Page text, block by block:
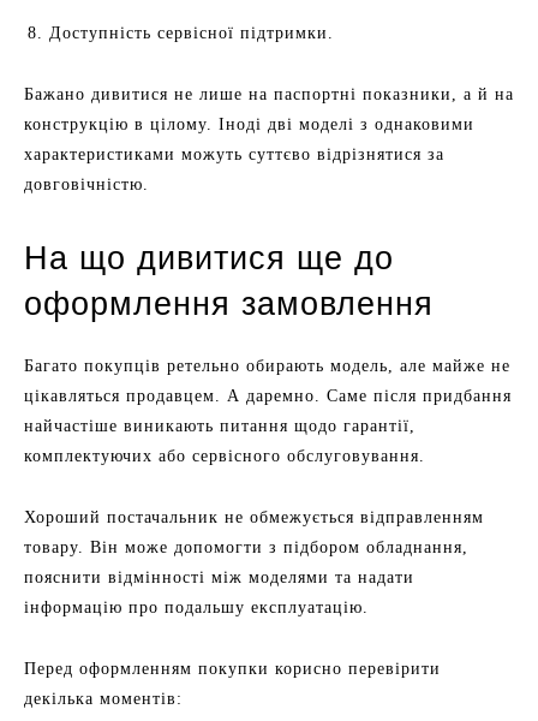
Доступність сервісної підтримки.
Бажано дивитися не лише на паспортні показники, а й на
конструкцію в цілому. Іноді дві моделі з однаковими
характеристиками можуть суттєво відрізнятися за
довговічністю.
На що дивитися ще до
оформлення замовлення
Багато покупців ретельно обирають модель, але майже не
цікавляться продавцем. А даремно. Саме після придбання
найчастіше виникають питання щодо гарантії,
комплектуючих або сервісного обслуговування.
Хороший постачальник не обмежується відправленням
товару. Він може допомогти з підбором обладнання,
пояснити відмінності між моделями та надати
інформацію про подальшу експлуатацію.
Перед оформленням покупки корисно перевірити
декілька моментів: